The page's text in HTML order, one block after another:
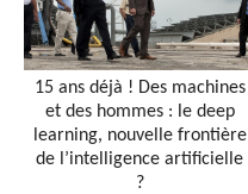
15 ans déjà ! Des machines
et des hommes : le deep
learning, nouvelle frontière
de l’intelligence artificielle
?